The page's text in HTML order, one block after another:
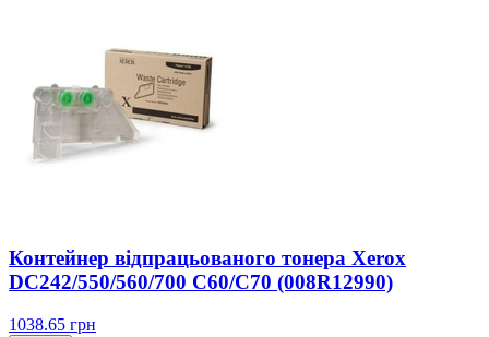
Контейнер відпрацьованого тонера Xerox
DC242/550/560/700 C60/C70 (008R12990)
1038.65 грн